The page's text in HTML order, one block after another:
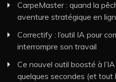
CarpeMaster : quand la
aventure stratégique en
Correctify : l’outil IA pour
interrompre son travail
Ce nouvel outil boosté à
quelques secondes (et tout